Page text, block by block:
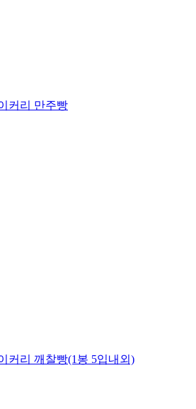
커리 만주빵
커리 깨찰빵(1봉 5입내외)